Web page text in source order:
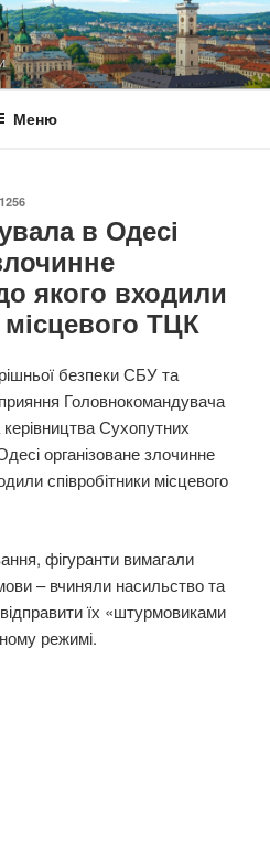
Меню
в Одесі
якого входили
місцевого ТЦК
безпеки СБУ та
Головнокомандувача
Сухопутних
організоване злочинне
співробітники місцевого
фігуранти вимагали
– вчиняли насильство та
їх «штурмовиками
режимі.